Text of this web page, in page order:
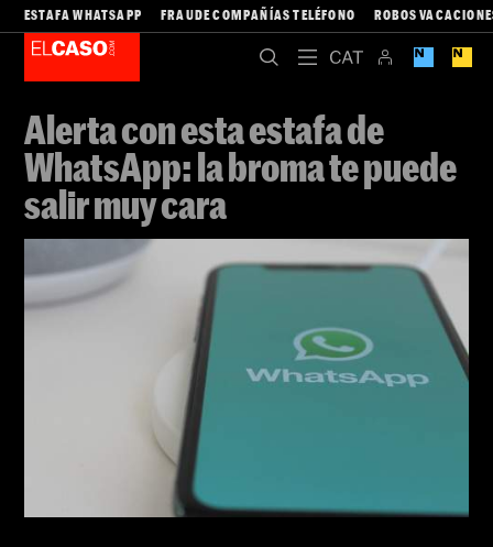
ESTAFA WHATSAPP FRAUDE COMPAÑÍAS TELÉFONO ROBOS
Alerta con esta estafa de
WhatsApp: la broma te puede
salir muy cara